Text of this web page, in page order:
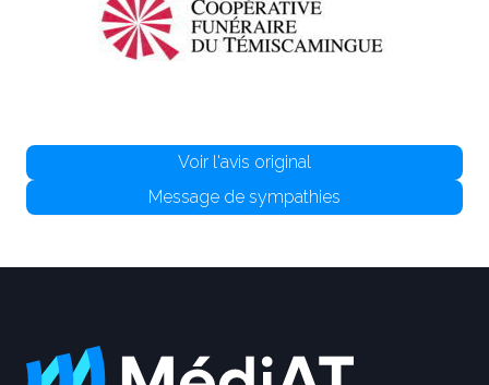
Voir l'avis original
Message de sympathies